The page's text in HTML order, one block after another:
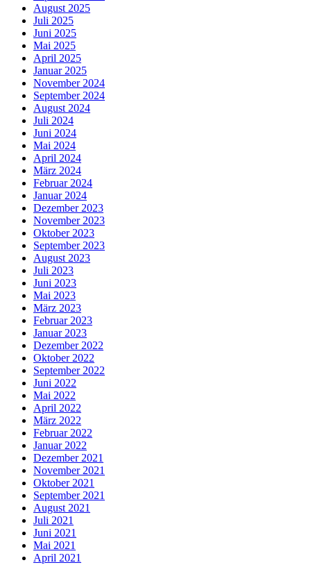
August 2025
Juli 2025
Juni 2025
Mai 2025
April 2025
Januar 2025
November 2024
September 2024
August 2024
Juli 2024
Juni 2024
Mai 2024
April 2024
März 2024
Februar 2024
Januar 2024
Dezember 2023
November 2023
Oktober 2023
September 2023
August 2023
Juli 2023
Juni 2023
Mai 2023
März 2023
Februar 2023
Januar 2023
Dezember 2022
Oktober 2022
September 2022
Juni 2022
Mai 2022
April 2022
März 2022
Februar 2022
Januar 2022
Dezember 2021
November 2021
Oktober 2021
September 2021
August 2021
Juli 2021
Juni 2021
Mai 2021
April 2021